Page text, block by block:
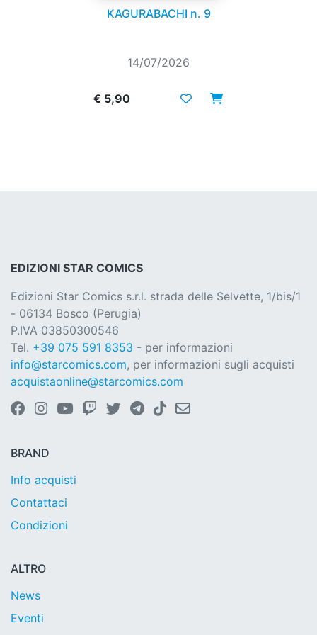
KAGURABACHI n. 9
14/07/2026
€ 5,90
EDIZIONI STAR COMICS
Edizioni Star Comics s.r.l. strada delle Selvette, 1/bis/1
- 06134 Bosco (Perugia)
P.IVA 03850300546
Tel. +39 075 591 8353 - per informazioni
info@starcomics.com, per informazioni sugli acquisti
acquistaonline@starcomics.com
BRAND
Info acquisti
Contattaci
Condizioni
ALTRO
News
Eventi